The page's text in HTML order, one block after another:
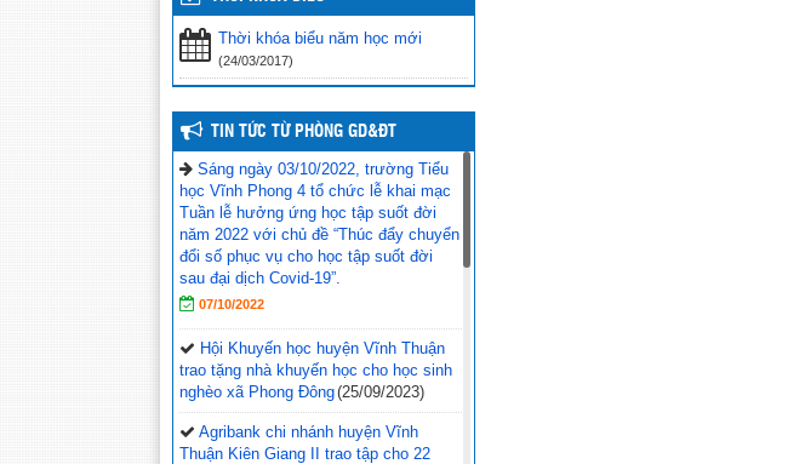
Thời khóa biểu năm học mới
(24/03/2017)
TIN TỨC TỪ PHÒNG GD&ĐT
Sáng ngày 03/10/2022, trường Tiểu
học Vĩnh Phong 4 tổ chức lễ khai mạc
Tuần lễ hưởng ứng học tập suốt đời
năm 2022 với chủ đề “Thúc đẩy chuyển
đổi số phục vụ cho học tập suốt đời
sau đại dịch Covid-19”.
07/10/2022
Hội Khuyến học huyện Vĩnh Thuận
trao tặng nhà khuyến học cho học sinh
nghèo xã Phong Đông(25/09/2023)
Agribank chi nhánh huyện Vĩnh
Thuận Kiên Giang II trao tập cho 22